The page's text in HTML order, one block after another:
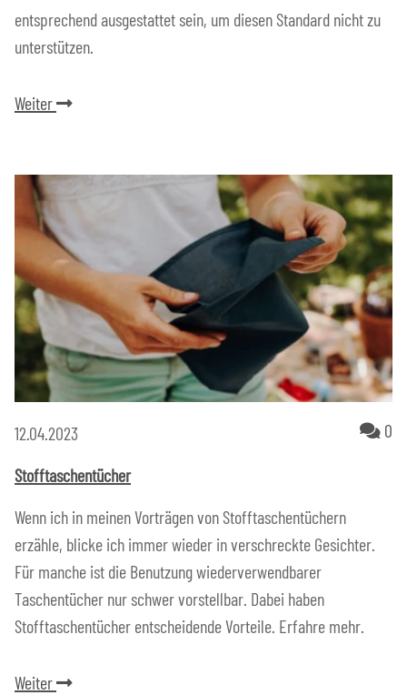
entsprechend ausgestattet sein, um diesen Standard nicht zu
unterstützen.
Weiter
12.04.2023 0
Stofftaschentücher
Wenn ich in meinen Vorträgen von Stofftaschentüchern
erzähle, blicke ich immer wieder in verschreckte Gesichter.
Für manche ist die Benutzung wiederverwendbarer
Taschentücher nur schwer vorstellbar. Dabei haben
Stofftaschentücher entscheidende Vorteile. Erfahre mehr.
Weiter